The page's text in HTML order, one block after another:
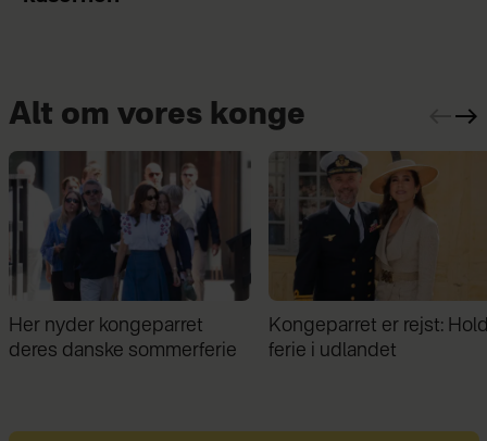
Alt om vores konge
Kongeparret er rejst: Holder
ferie i udlandet
Midt i sommerferien:
Frederik kunne ikke holde